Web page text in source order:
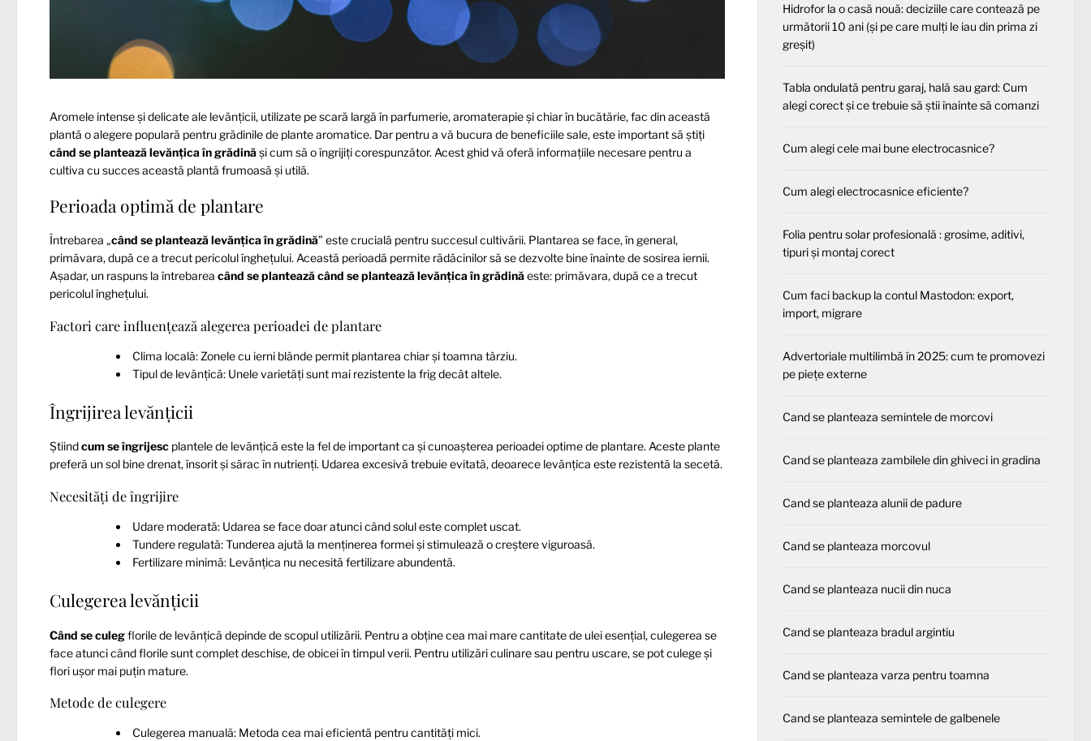
Aromele intense și delicate ale levănțicii, utilizate pe scară largă în parfumerie, aromaterapie și chiar în bucătărie, fac din această
plantă o alegere populară pentru grădinile de plante aromatice. Dar pentru a vă bucura de beneficiile sale, este important să știți
când se plantează levănțica în grădinăși cum să o îngrijiți corespunzător. Acest ghid vă oferă informațiile necesare pentru a
cultiva cu succes această plantă frumoasă și utilă.
Perioada optimă de plantare
Întrebarea „când se plantează levănțica în grădină” este crucială pentru succesul cultivării. Plantarea se face, în general,
primăvara, după ce a trecut pericolul înghețului. Această perioadă permite rădăcinilor să se dezvolte bine înainte de sosirea iernii.
Așadar, un raspuns la întrebarea când se plantează când se plantează levănțica în grădinăeste: primăvara, după ce a trecut
pericolul înghețului.
Factori care influențează alegerea perioadei de plantare
Clima locală: Zonele cu ierni blânde permit plantarea chiar și toamna târziu.
Tipul de levănțică: Unele varietăți sunt mai rezistente la frig decât altele.
Îngrijirea levănțicii
Știindcum se îngrijesc plantele de levănțică este la fel de important ca și cunoașterea perioadei optime de plantare. Aceste plante
preferă un sol bine drenat, însorit și sărac în nutrienți. Udarea excesivă trebuie evitată, deoarece levănțica este rezistentă la secetă.
Necesități de îngrijire
Udare moderată: Udarea se face doar atunci când solul este complet uscat.
Tundere regulată: Tunderea ajută la menținerea formei și stimulează o creștere viguroasă.
Fertilizare minimă: Levănțica nu necesită fertilizare abundentă.
Culegerea levănțicii
Când se culegflorile de levănțică depinde de scopul utilizării. Pentru a obține cea mai mare cantitate de ulei esențial, culegerea se
face atunci când florile sunt complet deschise, de obicei în timpul verii. Pentru utilizări culinare sau pentru uscare, se pot culege și
flori ușor mai puțin mature.
Metode de culegere
Culegerea manuală: Metoda cea mai eficientă pentru cantități mici.
Hidrofor la o casă nouă: deciziile care contează pe
următorii 10 ani (și pe care mulți le iau din prima zi
greșit)
Tabla ondulată pentru garaj, hală sau gard: Cum
alegi corect și ce trebuie să știi înainte să comanzi
Cum alegi cele mai bune electrocasnice?
Cum alegi electrocasnice eficiente?
Folia pentru solar profesională : grosime, aditivi,
tipuri și montaj corect
Cum faci backup la contul Mastodon: export,
import, migrare
Advertoriale multilimbă în 2025: cum te promovezi
pe piețe externe
Cand se planteaza semintele de morcovi
Cand se planteaza zambilele din ghiveci in gradina
Cand se planteaza alunii de padure
Cand se planteaza morcovul
Cand se planteaza nucii din nuca
Cand se planteaza bradul argintiu
Cand se planteaza varza pentru toamna
Cand se planteaza semintele de galbenele